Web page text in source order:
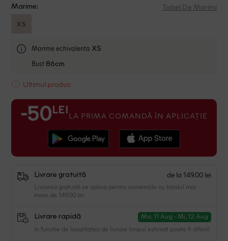
Marime: Tabel De Marimi
XS
Marime echivalenta XS
Bust 86cm
Ultimul produs
-50 LEI LA PRIMA COMANDĂ ÎN APLICAȚIE
Livrare gratuită de la 149.00 lei
Livrarea gratuită se aplica pentru comenzile cu totalul mai
mare de 149.00 lei
Livrare rapidă Ma, 11 Aug - Mi, 12 Aug
In functie de localitatea de livrare timpul estimat poate fi diferit.